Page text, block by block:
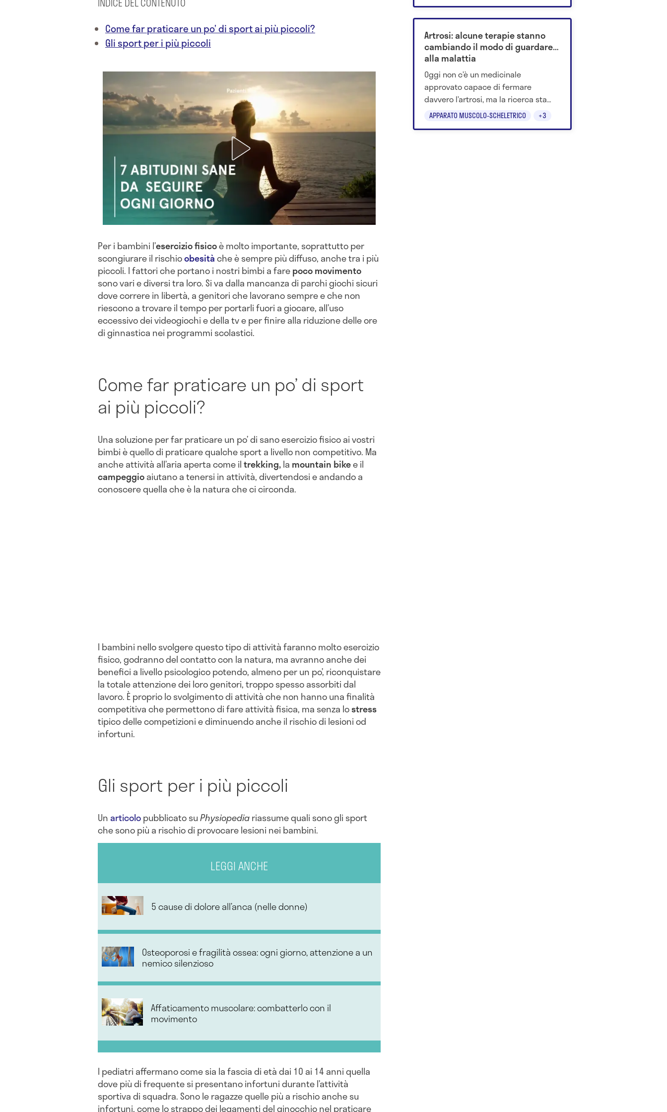
INDICE DEL CONTENUTO
Come far praticare un po’ di sport ai più piccoli?
Gli sport per i più piccoli
Per i bambini l’esercizio fisicoè molto importante, soprattutto per
scongiurare il rischioobesitàche è sempre più diffuso, anche tra i più
piccoli. I fattori che portano i nostri bimbi a farepoco movimento
sono vari e diversi tra loro. Si va dalla mancanza di parchi giochi sicuri
dove correre in libertà, a genitori che lavorano sempre e che non
riescono a trovare il tempo per portarli fuori a giocare, all’uso
eccessivo dei videogiochi e della tv e per finire alla riduzione delle ore
di ginnastica nei programmi scolastici.
Come far praticare un po’ di sport
ai più piccoli?
Una soluzione per far praticare un po’ di sano esercizio fisico ai vostri
bimbi è quello di praticare qualche sport a livello non competitivo. Ma
anche attività all’aria aperta come iltrekking,la mountain bikee il
campeggioaiutano a tenersi in attività, divertendosi e andando a
conoscere quella che è la natura che ci circonda.
I bambini nello svolgere questo tipo di attività faranno molto esercizio
fisico, godranno del contatto con la natura, ma avranno anche dei
benefici a livello psicologico potendo, almeno per un po’, riconquistare
la totale attenzione dei loro genitori, troppo spesso assorbiti dal
lavoro. È proprio lo svolgimento di attività che non hanno una finalità
competitiva che permettono di fare attività fisica, ma senza lostress
tipico delle competizioni e diminuendo anche il rischio di lesioni od
infortuni.
Gli sport per i più piccoli
Un articolopubblicato suPhysiopediariassume quali sono gli sport
che sono più a rischio di provocare lesioni nei bambini.
LEGGI ANCHE
5 cause di dolore all’anca (nelle donne)
Osteoporosi e fragilità ossea: ogni giorno, attenzione a un
nemico silenzioso
Affaticamento muscolare: combatterlo con il
movimento
I pediatri affermano come sia la fascia di età dai 10 ai 14 anni quella
dove più di frequente si presentano infortuni durante l’attività
sportiva di squadra. Sono le ragazze quelle più a rischio anche su
infortuni, come lo strappo dei legamenti del ginocchio nel praticare
APPARATO MUSCOLO-SCHELETRICO +3
Artrosi: alcune terapie stanno
cambiando il modo di guardare
alla malattia
Oggi non c’è un medicinale
approvato capace di fermare
davvero l’artrosi, ma la ricerca sta
studiando farmaci metabolici,